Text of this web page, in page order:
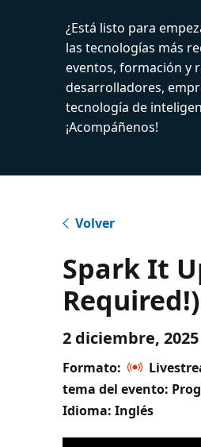
¿Está listo para
las tecnologías más
eventos, formación y
desarrolladores,
tecnología de
¡Acompáñenos!
Volver
Spark It
Required!)
2 diciembre,
Formato:
tema del evento:
Idioma: Inglés